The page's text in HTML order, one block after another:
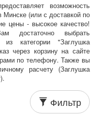
возможность
(или с доставкой по
цены - высокое качество!
достаточно выбрать
категории "Заглушка
через корзину на сайте
по телефону. Также вы
расчету (Заглушка
Фильтр